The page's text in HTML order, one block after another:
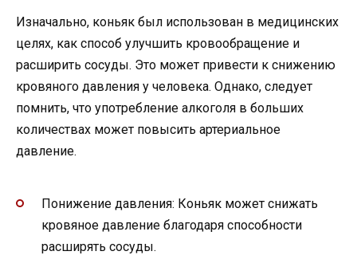
Изначально, коньяк был использован в медицинских
целях, как способ улучшить кровообращение и
расширить сосуды. Это может привести к снижению
кровяного давления у человека. Однако, следует
помнить, что употребление алкоголя в больших
количествах может повысить артериальное
давление.
Понижение давления: Коньяк может снижать
кровяное давление благодаря способности
расширять сосуды.